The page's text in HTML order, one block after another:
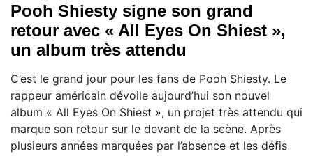
Pooh Shiesty signe son grand
retour avec « All Eyes On Shiest »,
un album très attendu
C’est le grand jour pour les fans de Pooh Shiesty. Le
rappeur américain dévoile aujourd’hui son nouvel
album « All Eyes On Shiest », un projet très attendu qui
marque son retour sur le devant de la scène. Après
plusieurs années marquées par l’absence et les défis